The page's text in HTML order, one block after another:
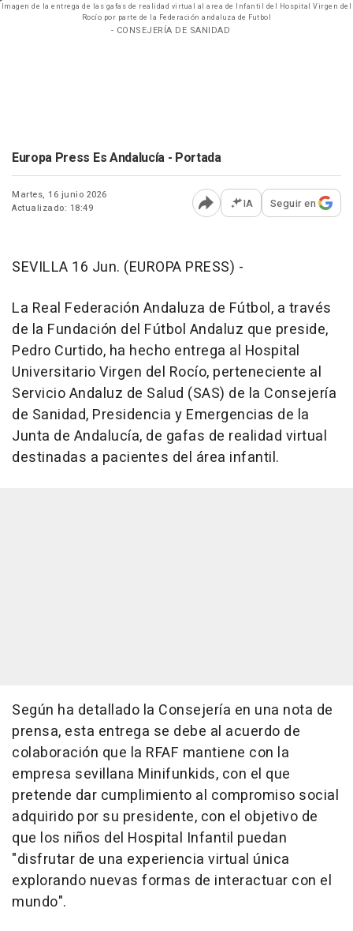
Imagen de la entrega de las gafas de realidad virtual al area de Infantil del Hospital Virgen del
Rocío por parte de la Federación andaluza de Futbol
- CONSEJERÍA DE SANIDAD
Europa Press Es Andalucía - Portada
Martes, 16 junio 2026
Actualizado: 18:49
Abrir opciones para
IA Seguir en
SEVILLA 16 Jun. (EUROPA PRESS) -
La Real Federación Andaluza de Fútbol, a través
de la Fundación del Fútbol Andaluz que preside,
Pedro Curtido, ha hecho entrega al Hospital
Universitario Virgen del Rocío, perteneciente al
Servicio Andaluz de Salud (SAS) de la Consejería
de Sanidad, Presidencia y Emergencias de la
Junta de Andalucía, de gafas de realidad virtual
destinadas a pacientes del área infantil.
Según ha detallado la Consejería en una nota de
prensa, esta entrega se debe al acuerdo de
colaboración que la RFAF mantiene con la
empresa sevillana Minifunkids, con el que
pretende dar cumplimiento al compromiso social
adquirido por su presidente, con el objetivo de
que los niños del Hospital Infantil puedan
"disfrutar de una experiencia virtual única
explorando nuevas formas de interactuar con el
mundo".